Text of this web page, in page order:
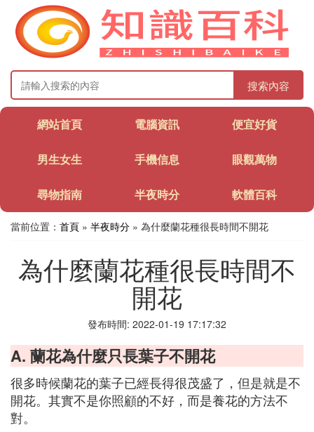
搜索內容
網站首頁 電腦資訊 便宜好貨
男生女生 手機信息 眼觀萬物
尋物指南 半夜時分 軟體百科
當前位置： 首頁 » 半夜時分 » 為什麼蘭花種很長時間不開花
為什麼蘭花種很長時間不
開花
發布時間: 2022-01-19 17:17:32
A. 蘭花為什麼只長葉子不開花
很多時候蘭花的葉子已經長得很茂盛了，但是就是不
開花。其實不是你照顧的不好，而是養花的方法不
對。